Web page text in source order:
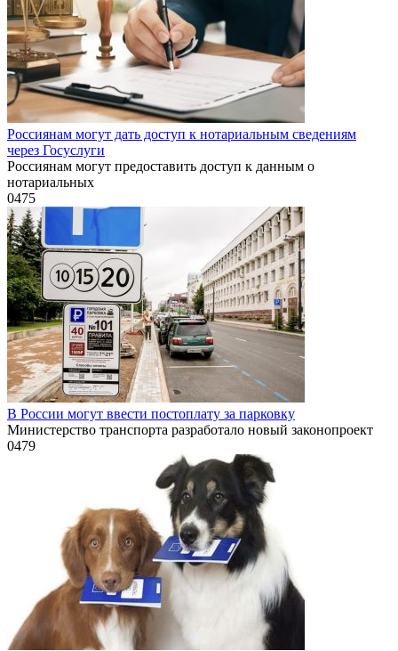
Россиянам могут дать доступ к нотариальным сведениям
через Госуслуги
Россиянам могут предоставить доступ к данным о
нотариальных
0475
В России могут ввести постоплату за парковку
Министерство транспорта разработало новый законопроект
0479